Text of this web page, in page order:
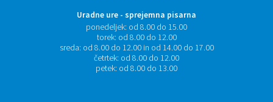
Uradne ure - sprejemna pisarna
ponedeljek: od 8.00 do 15.00
torek: od 8.00 do 12.00
sreda: od 8.00 do 12.00 in od 14.00 do 17.00
četrtek: od 8.00 do 12.00
petek: od 8.00 do 13.00